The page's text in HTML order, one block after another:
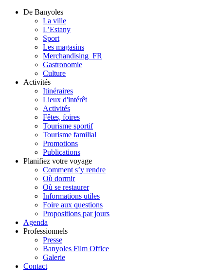
De Banyoles
La ville
L’Estany
Sport
Les magasins
Merchandising_FR
Gastronomie
Culture
Activités
Itinéraires
Lieux d'intérêt
Activités
Fêtes, foires
Tourisme sportif
Tourisme familial
Promotions
Publications
Planifiez votre voyage
Comment s’y rendre
Où dormir
Où se restaurer
Informations utiles
Foire aux questions
Propositions par jours
Agenda
Professionnels
Presse
Banyoles Film Office
Galerie
Contact